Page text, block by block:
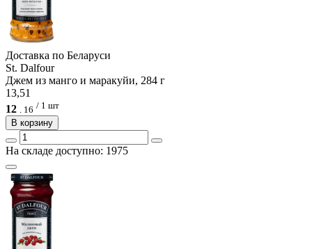
Доcтавка по Беларуси
St. Dalfour
Джем из манго и маракуйи, 284 г
13,51
12
16 / 1 шт
В корзину
На складе доступно: 1975